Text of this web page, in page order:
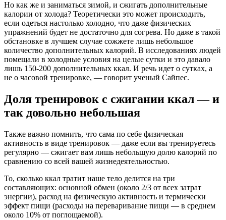
Но как же и заниматься зимой, и сжигать дополнительные
калории от холода? Теоретически это может происходить,
если одеться настолько холодно, что даже физических
упражнений будет не достаточно для согрева. Но даже в такой
обстановке в лучшем случае сожжете лишь небольшое
количество дополнительных калорий. В исследованиях людей
помещали в холодные условия на целые сутки и это давало
лишь 150-200 дополнительных ккал. И речь идет о сутках, а
не о часовой тренировке, — говорит ученый Сайпес.
Доля тренировок с сжигании ккал — и
так довольно небольшая
Также важно помнить, что сама по себе физическая
активность в виде тренировок — даже если вы тренируетесь
регулярно — сжигает вам лишь небольшую долю калорий по
сравнению со всей вашей жизнедеятельностью.
То, сколько ккал тратит наше тело делится на три
составляющих: основной обмен (около 2/3 от всех затрат
энергии), расход на физическую активность и термически
эффект пищи (расходы на переваривание пищи — в среднем
около 10% от поглощаемой).